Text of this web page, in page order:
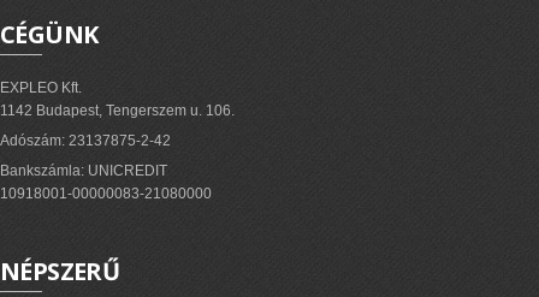
CÉGÜNK
EXPLEO Kft.
1142 Budapest, Tengerszem u. 106.
Adószám: 23137875-2-42
Bankszámla: UNICREDIT
10918001-00000083-21080000
NÉPSZERŰ